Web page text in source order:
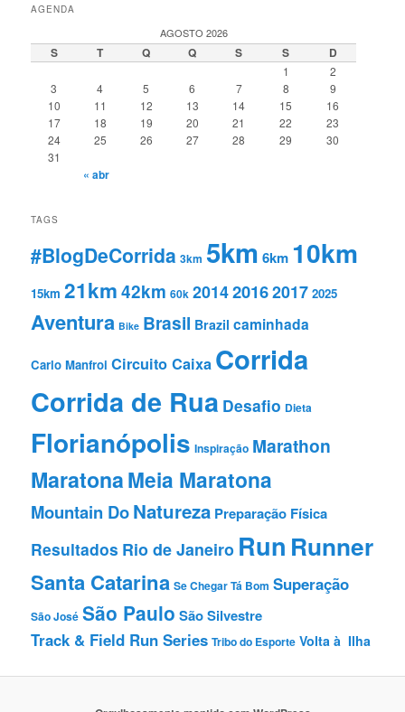
AGENDA
AGOSTO 2026
S T Q Q S S D
1
2
3
4 5 6 7 8
9
10
11 12 13 14 15
16
17
18 19 20 21 22
23
24
25 26 27 28 29
30
31
« abr
TAGS
#BlogDeCorrida 3km 5km 6km 10km
15km 21km42km 60k 201420162017 2025
Aventura Bike Brasil Brazil caminhada
Carlo Manfroi Circuito Caixa Corrida
Corrida de Rua Desafio Dieta
Florianópolis Inspiração Marathon
MaratonaMeia Maratona
Mountain DoNatureza Preparação Fí­sica
Resultados Rio de Janeiro Run Runner
Santa Catarina Se Chegar Tá Bom Superação
São José São Paulo São Silvestre
Track & Field Run Series Tribo do Esporte Volta à Ilha